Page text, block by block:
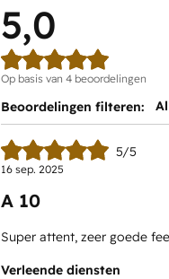
5,0
Op basis van 4 beoordelingen
Beoordelingen filteren:
5/5
16 sep. 2025
A 10
Super attent, zeer goede
Verleende diensten